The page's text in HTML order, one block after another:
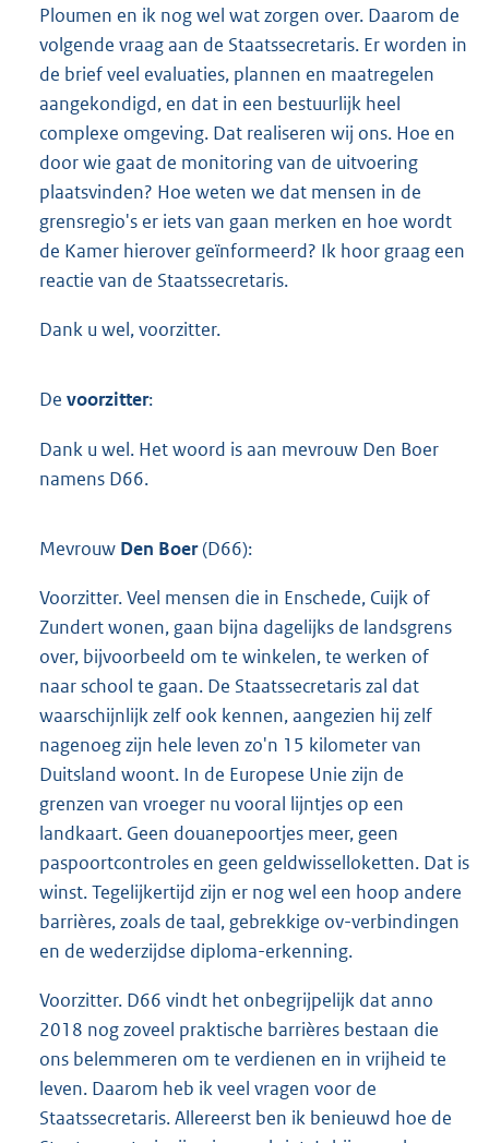
Ploumen en ik nog wel wat zorgen over. Daarom de
volgende vraag aan de Staatssecretaris. Er worden in
de brief veel evaluaties, plannen en maatregelen
aangekondigd, en dat in een bestuurlijk heel
complexe omgeving. Dat realiseren wij ons. Hoe en
door wie gaat de monitoring van de uitvoering
plaatsvinden? Hoe weten we dat mensen in de
grensregio's er iets van gaan merken en hoe wordt
de Kamer hierover geïnformeerd? Ik hoor graag een
reactie van de Staatssecretaris.
Dank u wel, voorzitter.
De voorzitter:
Dank u wel. Het woord is aan mevrouw Den Boer
namens D66.
Mevrouw Den Boer(D66):
Voorzitter. Veel mensen die in Enschede, Cuijk of
Zundert wonen, gaan bijna dagelijks de landsgrens
over, bijvoorbeeld om te winkelen, te werken of
naar school te gaan. De Staatssecretaris zal dat
waarschijnlijk zelf ook kennen, aangezien hij zelf
nagenoeg zijn hele leven zo'n 15 kilometer van
Duitsland woont. In de Europese Unie zijn de
grenzen van vroeger nu vooral lijntjes op een
landkaart. Geen douanepoortjes meer, geen
paspoortcontroles en geen geldwisselloketten. Dat is
winst. Tegelijkertijd zijn er nog wel een hoop andere
barrières, zoals de taal, gebrekkige ov-verbindingen
en de wederzijdse diploma-erkenning.
Voorzitter. D66 vindt het onbegrijpelijk dat anno
2018 nog zoveel praktische barrières bestaan die
ons belemmeren om te verdienen en in vrijheid te
leven. Daarom heb ik veel vragen voor de
Staatssecretaris. Allereerst ben ik benieuwd hoe de